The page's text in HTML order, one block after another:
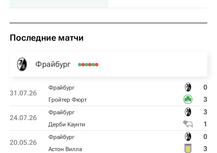
Последние матчи
Фрайбург
31.07.26
Фрайбург 0
Гройтер Фюрт 3
24.07.26
Фрайбург 3
Дерби Каунти 1
20.05.26
Фрайбург 0
Астон Вилла 3